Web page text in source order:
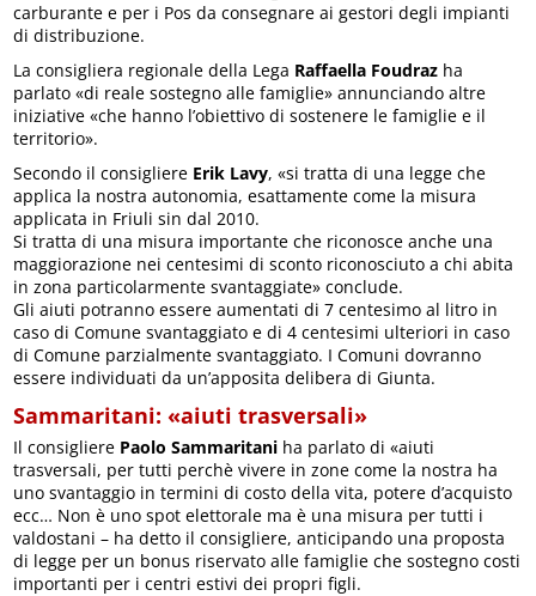
carburante e per i Pos da consegnare ai gestori degli impianti
di distribuzione.
La consigliera regionale della Lega Raffaella Foudraz ha
parlato «di reale sostegno alle famiglie» annunciando altre
iniziative «che hanno l’obiettivo di sostenere le famiglie e il
territorio».
Secondo il consigliere Erik Lavy, «si tratta di una legge che
applica la nostra autonomia, esattamente come la misura
applicata in Friuli sin dal 2010.
Si tratta di una misura importante che riconosce anche una
maggiorazione nei centesimi di sconto riconosciuto a chi abita
in zona particolarmente svantaggiate» conclude.
Gli aiuti potranno essere aumentati di 7 centesimo al litro in
caso di Comune svantaggiato e di 4 centesimi ulteriori in caso
di Comune parzialmente svantaggiato. I Comuni dovranno
essere individuati da un’apposita delibera di Giunta.
Sammaritani: «aiuti trasversali»
Il consigliere Paolo Sammaritani ha parlato di «aiuti
trasversali, per tutti perchè vivere in zone come la nostra ha
uno svantaggio in termini di costo della vita, potere d’acquisto
ecc… Non è uno spot elettorale ma è una misura per tutti i
valdostani – ha detto il consigliere, anticipando una proposta
di legge per un bonus riservato alle famiglie che sostegno costi
importanti per i centri estivi dei propri figli.